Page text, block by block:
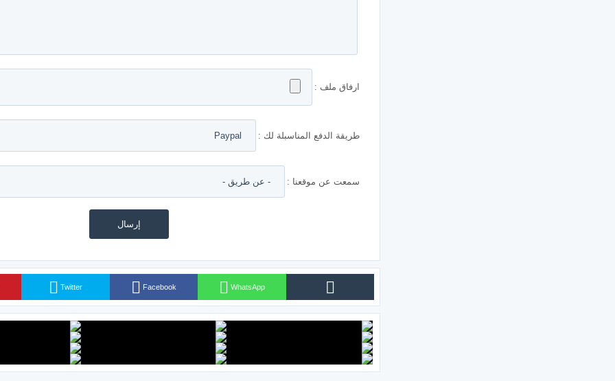
ارفاق ملف :
طريقة الدفع المناسبلة لك :
سمعت عن موقعنا :
WhatsApp
Facebook
Twitter